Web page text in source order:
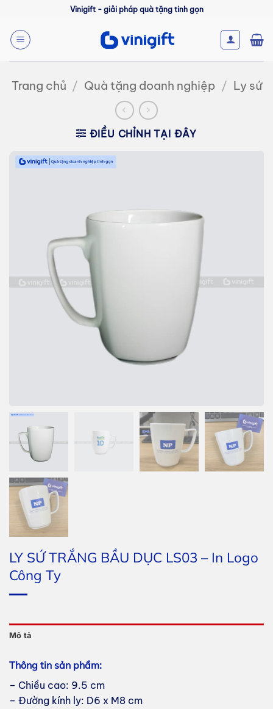
nội
dung
Vinigift - giải pháp quà tặng tinh gọn
Trang chủ / Quà tặng doanh nghiệp / Ly sứ
ĐIỀU CHỈNH TẠI ĐÂY
LY SỨ TRẮNG BẦU DỤC LS03 – In Logo
Công Ty
Mô tả
Thông tin sản phẩm:
– Chiều cao: 9.5 cm
– Đường kính ly: D6 x M8 cm